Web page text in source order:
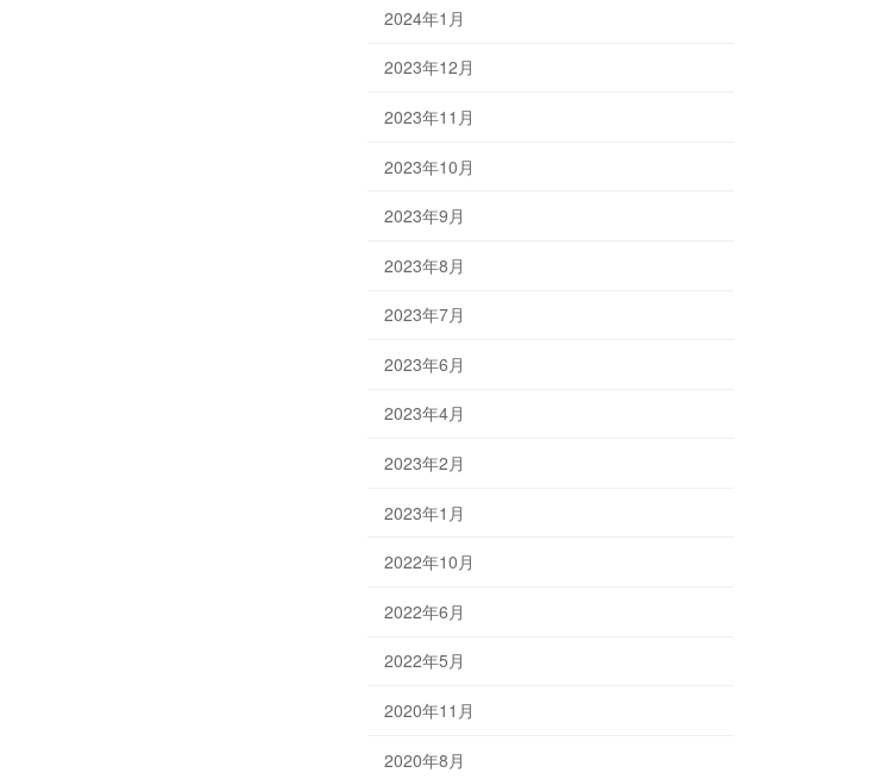
2024年1月
2023年12月
2023年11月
2023年10月
2023年9月
2023年8月
2023年7月
2023年6月
2023年4月
2023年2月
2023年1月
2022年10月
2022年6月
2022年5月
2020年11月
2020年8月